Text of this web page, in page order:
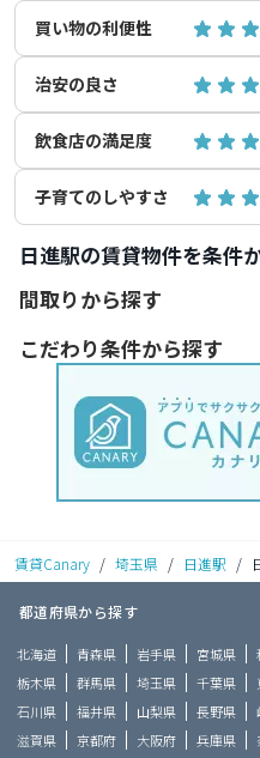
買い物の利便性
治安の良さ
飲食店の満足度
子育てのしやすさ
日進駅の賃貸物件を条件
間取りから探す
こだわり条件から探す
賃貸Canary / 埼玉県 / 日進駅 /
都道府県から探す
北海道 青森県 岩手県 宮城県
栃木県
群馬県 埼玉県 千葉県
石川県
福井県 山梨県 長野県
滋賀県
京都府 大阪府 兵庫県